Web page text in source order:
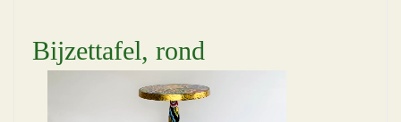
Bijzettafel, rond